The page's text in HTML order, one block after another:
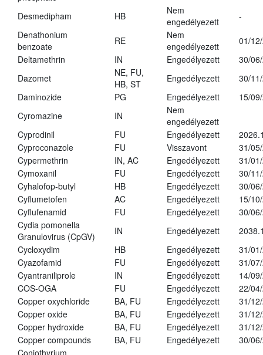
Desmedipham HB
Nem
engedélyezett
-
Denathonium
benzoate
RE
Nem
engedélyezett
01/
Deltamethrin
IN Engedélyezett
30/
Dazomet
NE, FU,
HB, ST
Engedélyezett
30/
Daminozide
PG Engedélyezett
15/
Cyromazine
IN
Nem
engedélyezett
Cyprodinil
FU Engedélyezett
Cyproconazole
FU Visszavont
31/
Cypermethrin
IN, AC Engedélyezett
31/
Cymoxanil
FU Engedélyezett
30/
Cyhalofop-butyl
HB Engedélyezett
30/
Cyflumetofen
AC Engedélyezett
15/
Cyflufenamid
FU Engedélyezett
30/
Cydia pomonella
Granulovirus (CpGV)
IN Engedélyezett
Cycloxydim
HB Engedélyezett
31/
Cyazofamid
FU Engedélyezett
31/
Cyantraniliprole
IN Engedélyezett
14/
COS-OGA
FU Engedélyezett
22/
Copper oxychloride
BA, FU Engedélyezett
31/
Copper oxide
BA, FU Engedélyezett
31/
Copper hydroxide
BA, FU Engedélyezett
31/
Copper compounds
BA, FU Engedélyezett
30/